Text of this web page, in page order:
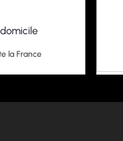
la France